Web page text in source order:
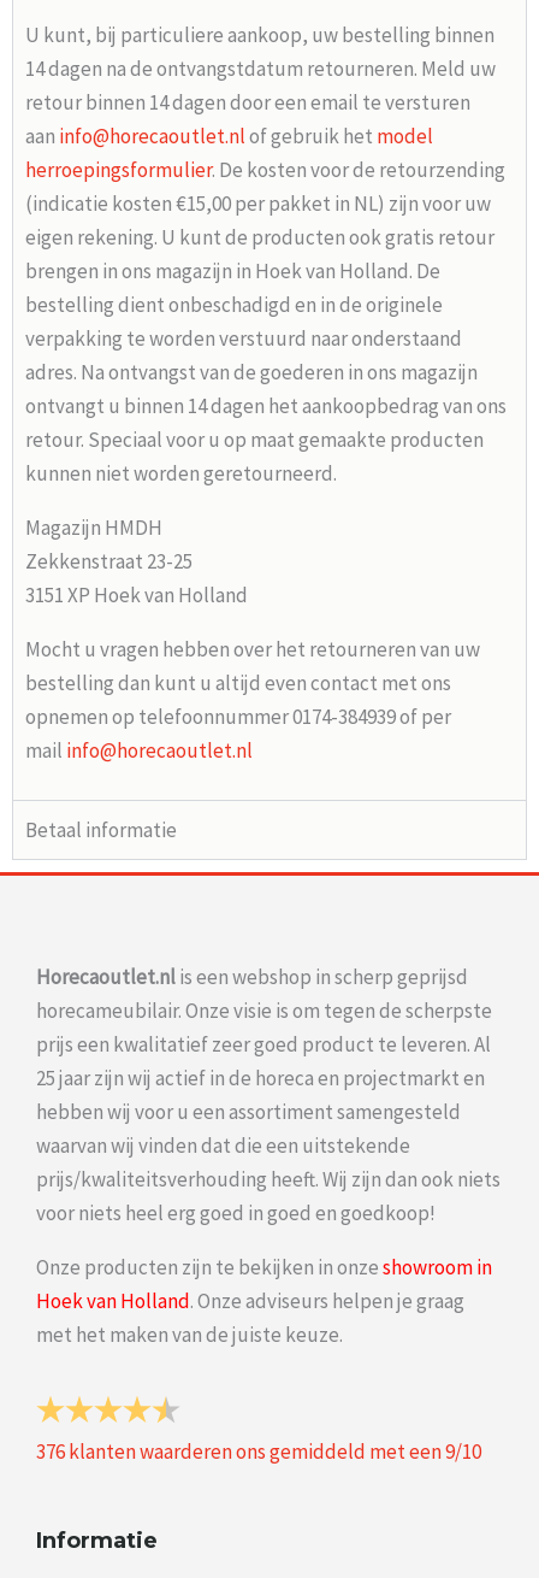
U kunt, bij particuliere aankoop, uw bestelling binnen
14 dagen na de ontvangstdatum retourneren. Meld uw
retour binnen 14 dagen door een email te versturen
aan info@horecaoutlet.nlof gebruik het model
herroepingsformulier. De kosten voor de retourzending
(indicatie kosten €15,00 per pakket in NL) zijn voor uw
eigen rekening. U kunt de producten ook gratis retour
brengen in ons magazijn in Hoek van Holland. De
bestelling dient onbeschadigd en in de originele
verpakking te worden verstuurd naar onderstaand
adres. Na ontvangst van de goederen in ons magazijn
ontvangt u binnen 14 dagen het aankoopbedrag van ons
retour. Speciaal voor u op maat gemaakte producten
kunnen niet worden geretourneerd.
Magazijn HMDH
Zekkenstraat 23-25
3151 XP Hoek van Holland
Mocht u vragen hebben over het retourneren van uw
bestelling dan kunt u altijd even contact met ons
opnemen op telefoonnummer 0174-384939 of per
mail info@horecaoutlet.nl
Betaal informatie
Horecaoutlet.nlis een webshop in scherp geprijsd
horecameubilair. Onze visie is om tegen de scherpste
prijs een kwalitatief zeer goed product te leveren. Al
25 jaar zijn wij actief in de horeca en projectmarkt en
hebben wij voor u een assortiment samengesteld
waarvan wij vinden dat die een uitstekende
prijs/kwaliteitsverhouding heeft. Wij zijn dan ook niets
voor niets heel erg goed in goed en goedkoop!
Onze producten zijn te bekijken in onzeshowroom in
Hoek van Holland. Onze adviseurs helpen je graag
met het maken van de juiste keuze.
376klanten waarderen ons gemiddeld met een9/10
Informatie